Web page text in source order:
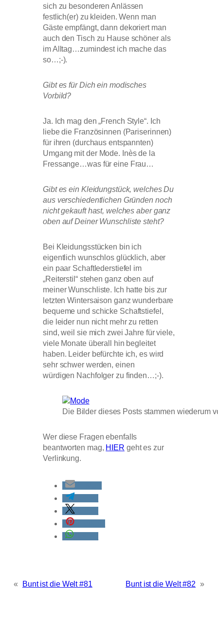
sich zu besonderen Anlässen
festlich(er) zu kleiden. Wenn man
Gäste empfängt, dann dekoriert man
auch den Tisch zu Hause schöner als
im Alltag…zumindest ich mache das
so…;-).
Gibt es für Dich ein modisches
Vorbild?
Ja. Ich mag den „French Style“. Ich
liebe die Französinnen (Pariserinnen)
für ihren (durchaus entspannten)
Umgang mit der Mode. Inès de la
Fressange…was für eine Frau…
Gibt es ein Kleidungstück, welches Du
aus verschiedentlichen Gründen noch
nicht gekauft hast, welches aber ganz
oben auf Deiner Wunschliste steht?
Bei Kleidungsstücken bin ich
eigentlich wunschlos glücklich, aber
ein paar Schaftlederstiefel im
„Reiterstil“ stehen ganz oben auf
meiner Wunschliste. Ich hatte bis zur
letzten Wintersaison ganz wunderbare
bequeme und schicke Schaftstiefel,
die leider nun nicht mehr zu retten
sind, weil sie mich zwei Jahre für viele,
viele Monate überall hin begleitet
haben. Leider befürchte ich, es wird
sehr schwer werden, einen
würdigen Nachfolger zu finden…;-).
Die Bilder dieses Posts stammen wiederum
Wer diese Fragen ebenfalls
beantworten mag, HIER geht es zur
Verlinkung.
« Bunt ist die Welt #81 Bunt ist die Welt #82 »